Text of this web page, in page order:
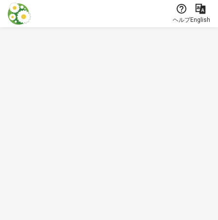
本文に飛ぶ
ヘルプEnglish